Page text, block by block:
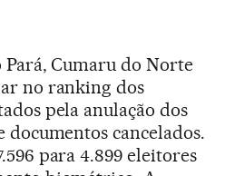
Cumaru do Norte
no ranking dos
pela anulação dos
documentos cancelados.
para 4.899 eleitores